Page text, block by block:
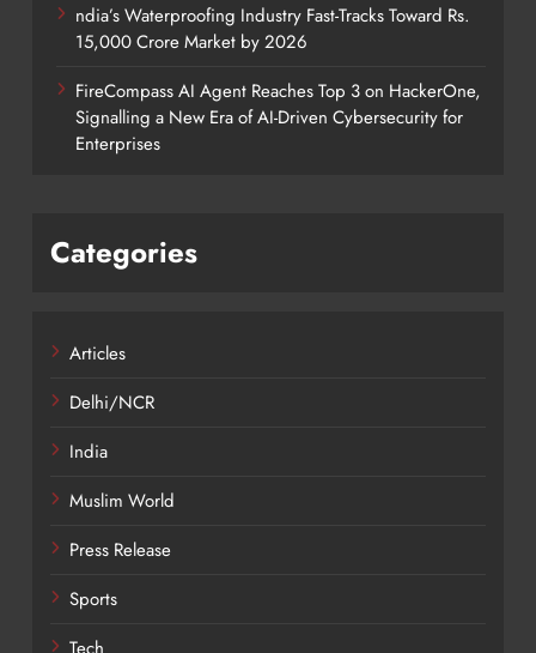
ndia’s Waterproofing Industry Fast-Tracks Toward Rs.
15,000 Crore Market by 2026
FireCompass AI Agent Reaches Top 3 on HackerOne,
Signalling a New Era of AI-Driven Cybersecurity for
Enterprises
Categories
Articles
Delhi/NCR
India
Muslim World
Press Release
Sports